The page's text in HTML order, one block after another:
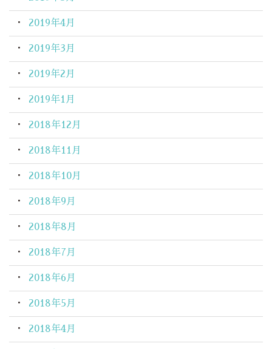
2019年4月
2019年3月
2019年2月
2019年1月
2018年12月
2018年11月
2018年10月
2018年9月
2018年8月
2018年7月
2018年6月
2018年5月
2018年4月